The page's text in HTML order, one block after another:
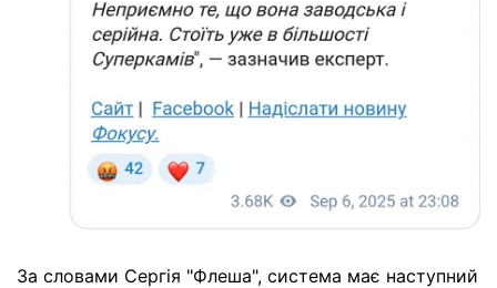
За словами Сергія "Флеша", система має наступний